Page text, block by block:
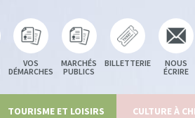
VOS
DÉMARCHES
MARCHÉS
PUBLICS
BILLETTERIE
NOUS
ÉCRIRE
TOURISME ET LOISIRS CULTURE À